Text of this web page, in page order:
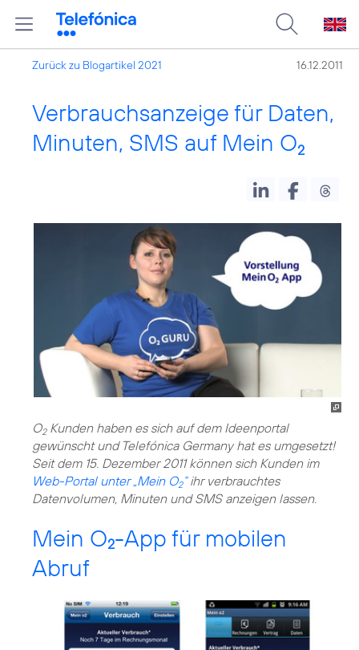
Zurück zu Blogartikel 2021 16.12.2011
Verbrauchsanzeige für Daten,
Minuten, SMS auf Mein O2
O2Kunden haben es sich auf dem Ideenportal
gewünscht und Telefónica Germany hat es umgesetzt!
Seit dem 15. Dezember 2011 können sich Kunden im
Web-Portal unter „Mein O2“ihr verbrauchtes
Datenvolumen, Minuten und SMS anzeigen lassen.
Mein O2-App für mobilen
Abruf